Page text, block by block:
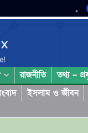
রাজনীতি তথ্য –
ইসলাম ও জীবন